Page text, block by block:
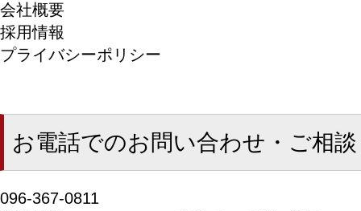
会社概要
採用情報
プライバシーポリシー
お電話でのお問い合わせ・ご相談
096-367-0811